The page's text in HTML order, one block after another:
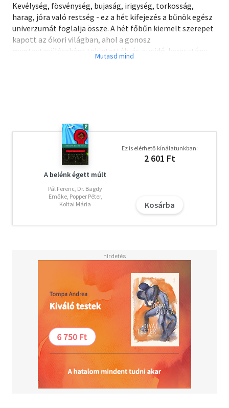
Kevélység, fösvénység, bujaság, irigység, torkosság,
harag, jóra való restség - ez a hét kifejezés a bűnök egész
univerzumát foglalja össze. A hét főbűn kiemelt szerepet
kapott az ókori világban, ahol a gonosz
megtestesüléseként tekintették, és a zsidó-keresztény
beszélni. Ebben az új sorozatban hét tudós kutat az újabb
válaszok után. A főbűnöket egészen szokatlan
szemlélettel vizsgálják, amely távol áll attól a vallásos
hagyománytól, amelyben eredetileg kifejlődtek.
Kiállhatatlan szenvedélyként értelmezik őket, melyek az
emberiség azon képességét fejezik ki, amellyel
különbséget teszünk jó és rossz között.
a megszerzett dolgok birtoklásában. A birtoklás
mértékben sem válik meg javaitól, nem költi pénzét,
esetleg nagy vagyon birtokában is nyomorog. Azt hiszi,
maga rendelkezik anyagi javaival, gazdagságát csak a
saját ügyességének köszönheti. Ezért a fösvénység a
A belénk égett múlt
Pál Ferenc, Dr. Bagdy
Emőke, Popper Péter,
Koltai Mária
Ez is elérhető kínálatunkban:
2 601 Ft
Kosárba